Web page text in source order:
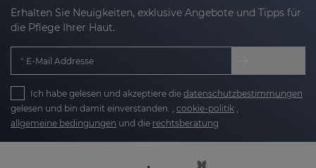
Erhalten Sie Neuigkeiten, exklusive Angebote und Tipps für
die Pflege Ihrer Haut.
E-Mail Addresse
Ich habe gelesen und akzeptiere die datenschutzbestimmungen
gelesen und bin damit einverstanden. , cookie-politik ,
allgemeine bedingungen und die rechtsberatung